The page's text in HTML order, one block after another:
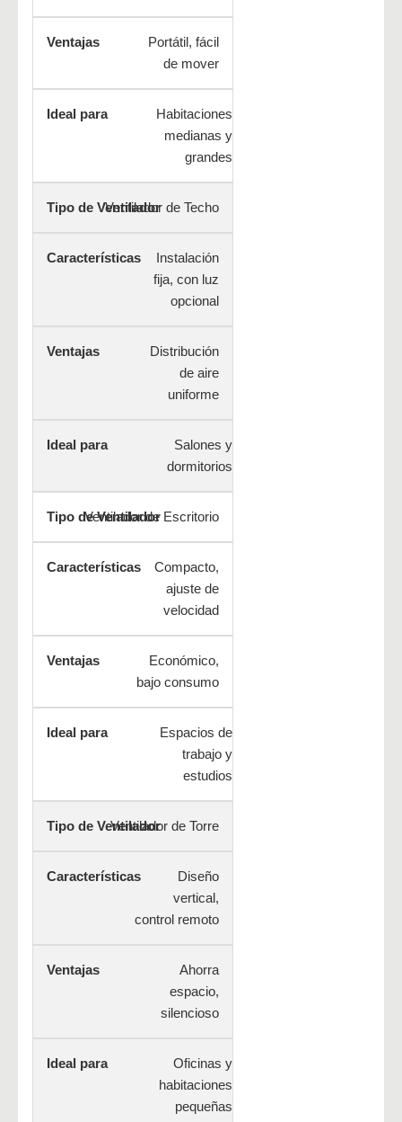
Portátil, fácil
de mover
Habitaciones
medianas y
grandes
Ventilador de Techo
Instalación
fija, con luz
opcional
Distribución
de aire
uniforme
Salones y
dormitorios
Ventilador de Escritorio
Compacto,
ajuste de
velocidad
Económico,
bajo consumo
Espacios de
trabajo y
estudios
Ventilador de Torre
Diseño
vertical,
control remoto
Ahorra
espacio,
silencioso
Oficinas y
habitaciones
pequeñas